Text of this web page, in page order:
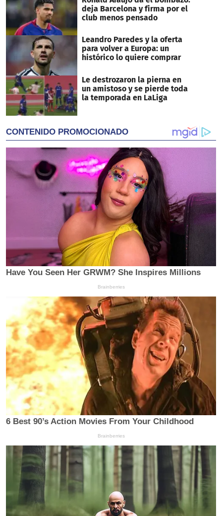
deja Barcelona y firma por el
club menos pensado
Leandro Paredes y la oferta
para volver a Europa: un
histórico lo quiere comprar
Le destrozaron la pierna en
un amistoso y se pierde toda
la temporada en LaLiga